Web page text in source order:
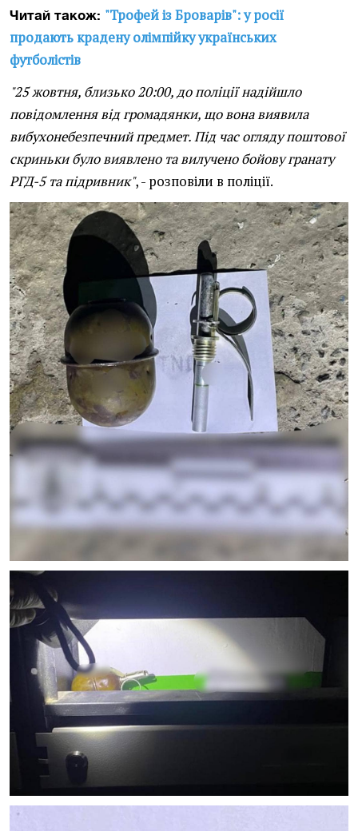
Читай також: "Трофей із Броварів": у росії
продають крадену олімпійку українських
футболістів
"25 жовтня, близько 20:00, до поліції надійшло
повідомлення від громадянки, що вона виявила
вибухонебезпечний предмет. Під час огляду поштової
скриньки було виявлено та вилучено бойову гранату
РГД-5 та підривник", - розповіли в поліції.